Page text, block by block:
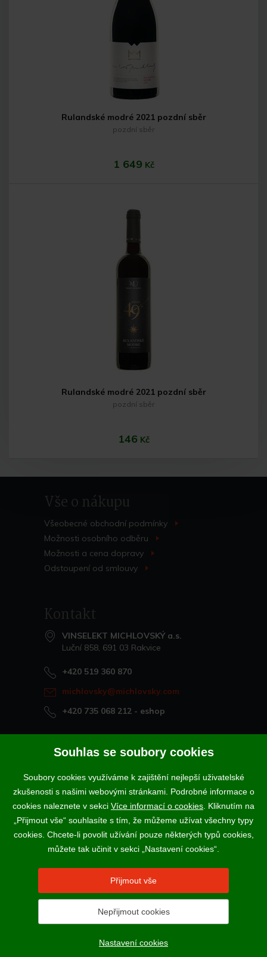
Do košíku
Rulandské modré 2021 pozdní sběr
pozdní sběr
1 649 Kč
Do košíku
Rulandské modré 2021 pozdní sběr
pozdní sběr
146 Kč
Do košíku
Vše o nákupu
Všeobecné obchodní podmínky
Možnosti osobního odběru
Možnosti a cena dopravy
Odstoupení od smlouvy
Kontakt
VINSELEKT MICHLOVSKÝ a.s.
Luční 858, 691 03 Rakvice
+420 519 360 870
michlovsky@michlovsky.com
+420 735 068 212 - eshop
Naše vína offline
Vinotéka Rakvice
>
Vinotéky a degustační centra
>
Podle zákona o evidenci tržeb je prodávající povinen vystavit
kupujícímu účtenku. Zároveň je povinen zaevidovat přijatou tržbu u
správce daně online; v případě technického výpadku pak nejpozději do
Vína a sekty prodáváme výhradně osobám starším 18-ti let.
2017 - 2026 © VINSELEKT MICHLOVSKÝ a.s. |
webProgress
Souhlas se soubory cookies
Soubory cookies využíváme k zajištění nejlepší uživatelské
zkušenosti s našimi webovými stránkami. Podrobné informace o
cookies naleznete v sekci Více informací o cookies . Kliknutím na
„Přijmout vše“ souhlasíte s tím, že můžeme užívat všechny typy
cookies. Chcete-li povolit užívání pouze některých typů cookies,
můžete tak učinit v sekci „Nastavení cookies“.
Přijmout vše
Nepřijmout cookies
Nastavení cookies